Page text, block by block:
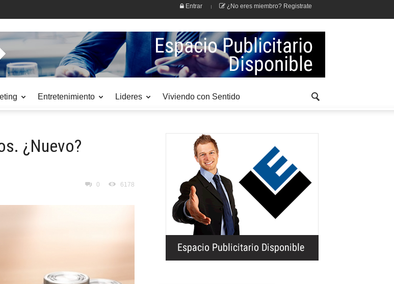
Entrar ¿No eres miembro? Registrate
Entretenimiento Lideres Viviendo con Sentido
¿Nuevo?
0 6178